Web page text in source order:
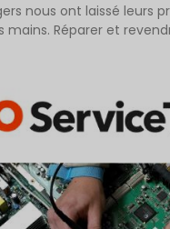
nous ont laissé leurs
mains. Réparer et